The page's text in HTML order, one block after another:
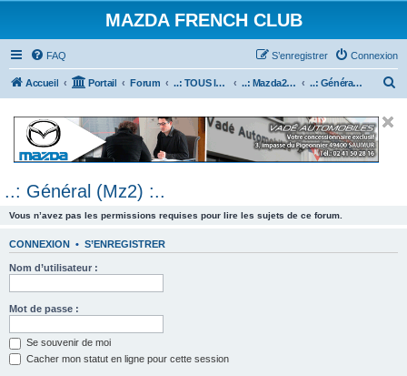
MAZDA FRENCH CLUB
FAQ Connexion
S’enregistrer
Accueil Portail Forum ..: TOUS les Véhicules MAZDA :.. ..: Mazda2 :.. ..: Général (Mz2) :..
e
..: Général (Mz2) :..
Vous n’avez pas les permissions requises pour lire les sujets de ce forum.
CONNEXION • S’ENREGISTRER
Nom d’utilisateur :
Mot de passe :
Se souvenir de moi
Cacher mon statut en ligne pour cette session